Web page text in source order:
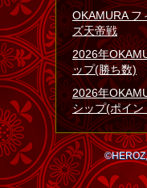
OKAMURA フ
ズ天帝戦
2026年
ップ(勝ち数)
2026年
シップ(ポイン